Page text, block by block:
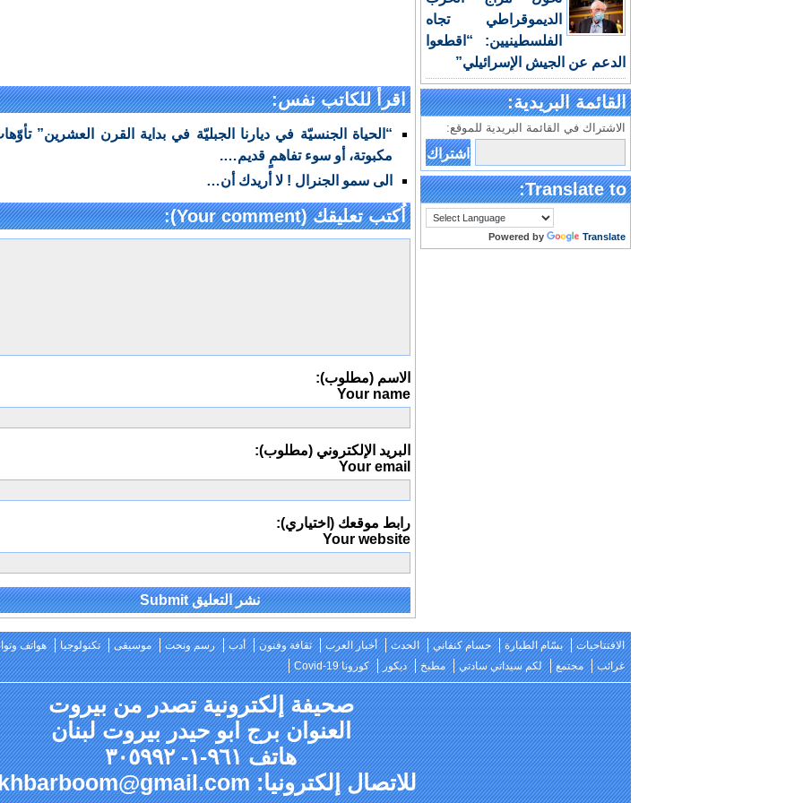
الديموقراطي تجاه
الفلسطينيين: “اقطعوا
الدعم عن الجيش الإسرائيلي”
القائمة البريدية:
الاشتراك في القائمة البريدية للموقع:
Translate to:
Powered by Translate
اقرأ للكاتب نفس:
“الحياة الجنسيّة في ديارنا الجبليّة في بداية القرن العشرين”
مكبوتة، أو سوء تفاهمٍ قديم….
الى سمو الجنرال ! لا أريدك أن…
اُكتب تعليقك (Your comment):
الاسم (مطلوب):
Your name
البريد الإلكتروني (مطلوب):
Your email
رابط موقعك (اختياري):
Your website
Alternative:
الافتتاحيات بسّام الطيارة حسام كنفاني الحدث أخبار العرب ثقافة وفنون أدب رسم ونحت موسيقى تكنولوجيا
هواتف
غرائب
مجتمع لكم سيداتي سادتي مطبخ ديكور كورونا Covid-19
صحيفة إلكترونية تصدر من بيروت
العنوان برج ابو حيدر بيروت لبنان
هاتف ٩٦١-١- ٣٠٥٩٩٢
للاتصال إلكترونيا: akhbarboom@gmail.com